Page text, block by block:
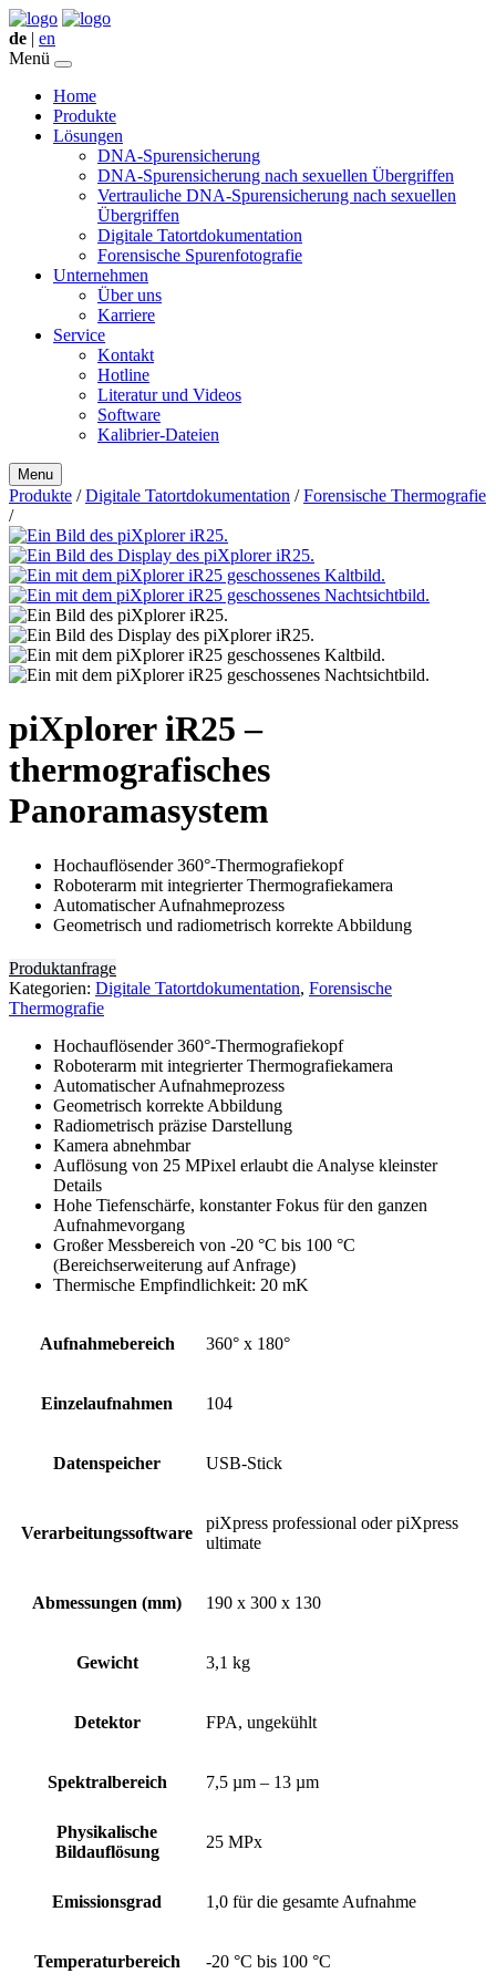
de | en
Menü
Home
Produkte
Lösungen
DNA-Spurensicherung
DNA-Spurensicherung nach sexuellen Übergriffen
Vertrauliche DNA-Spurensicherung nach sexuellen
Übergriffen
Digitale Tatortdokumentation
Forensische Spurenfotografie
Unternehmen
Über uns
Karriere
Service
Kontakt
Hotline
Literatur und Videos
Software
Kalibrier-Dateien
Menu
Produkte /Digitale Tatortdokumentation /Forensische Thermografie
/
piXplorer iR25 –
thermografisches
Panoramasystem
Hochauflösender 360°-Thermografiekopf
Roboterarm mit integrierter Thermografiekamera
Automatischer Aufnahmeprozess
Geometrisch und radiometrisch korrekte Abbildung
Produktanfrage
Kategorien: Digitale Tatortdokumentation, Forensische
Thermografie
Hochauflösender 360°-Thermografiekopf
Roboterarm mit integrierter Thermografiekamera
Automatischer Aufnahmeprozess
Geometrisch korrekte Abbildung
Radiometrisch präzise Darstellung
Kamera abnehmbar
Auflösung von 25 MPixel erlaubt die Analyse kleinster
Details
Hohe Tiefenschärfe, konstanter Fokus für den ganzen
Aufnahmevorgang
Großer Messbereich von -20 °C bis 100 °C
(Bereichserweiterung auf Anfrage)
Thermische Empfindlichkeit: 20 mK
Aufnahmebereich 360° x 180°
Einzelaufnahmen 104
Datenspeicher USB-Stick
Verarbeitungssoftware
piXpress professional oder piXpress
ultimate
Abmessungen (mm) 190 x 300 x 130
Gewicht 3,1 kg
Detektor FPA, ungekühlt
Spektralbereich 7,5 µm – 13 µm
Physikalische
Bildauflösung
25 MPx
Emissionsgrad 1,0 für die gesamte Aufnahme
Temperaturbereich -20 °C bis 100 °C